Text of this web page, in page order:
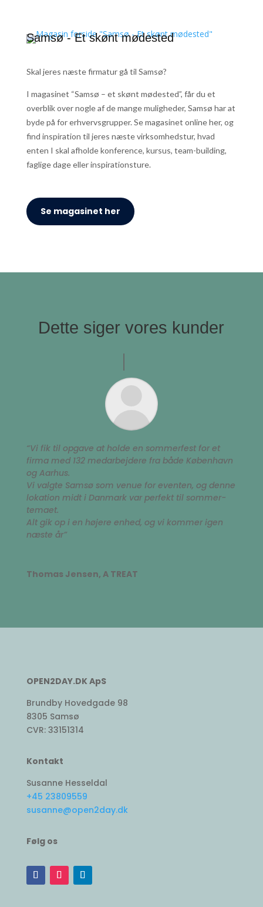
Samsø - Et skønt mødested
Skal jeres næste firmatur gå til Samsø?
I magasinet “Samsø – et skønt mødested”, får du et
overblik over nogle af de mange muligheder, Samsø har at
byde på for erhvervsgrupper. Se magasinet online her, og
find inspiration til jeres næste virksomhedstur, hvad
enten I skal afholde konference, kursus, team-building,
faglige dage eller inspirationsture.
Se magasinet her
Dette siger vores kunder
“Vi fik til opgave at holde en sommerfest for et
firma med 132 medarbejdere fra både København
og Aarhus.
Vi valgte Samsø som venue for eventen, og denne
lokation midt i Danmark var perfekt til sommer-
temaet.
Alt gik op i en højere enhed, og vi kommer igen
næste år”
Thomas Jensen, A TREAT
OPEN2DAY.DK ApS
Brundby Hovedgade 98
8305 Samsø
CVR: 33151314
Kontakt
Susanne Hesseldal
+45 23809559
susanne@open2day.dk
Følg os